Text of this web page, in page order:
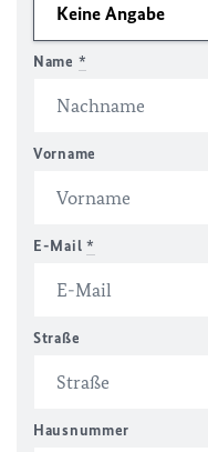
Name *
Vorname
E-Mail *
Straße
Hausnummer